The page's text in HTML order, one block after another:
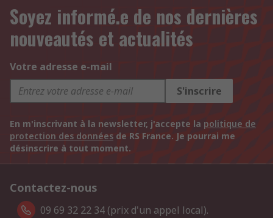
Soyez informé.e de nos dernières
nouveautés et actualités
Votre adresse e-mail
S'inscrire
En m'inscrivant à la newsletter, j'accepte la politique de
protection des données de RS France. Je pourrai me
désinscrire à tout moment.
Contactez-nous
09 69 32 22 34 (prix d'un appel local).